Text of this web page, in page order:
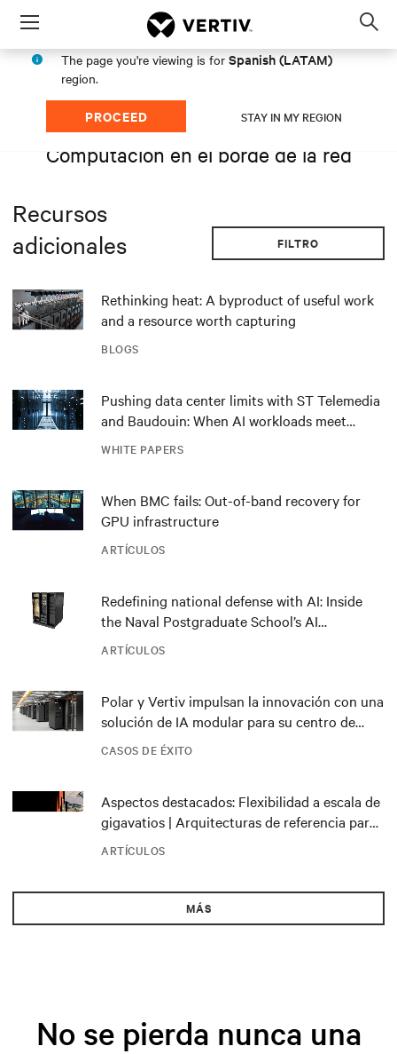
Menu
The page you're viewing is for Spanish (LATAM)
region.
PROCEED STAY IN MY REGION
Computación en el borde de la red
Recursos
adicionales
FILTRO
BLOGS
Rethinking heat: A byproduct of useful work
and a resource worth capturing
WHITE PAPERS
Pushing data center limits with ST Telemedia
and Baudouin: When AI workloads meet
ARTÍCULOS
When BMC fails: Out-of-band recovery for
GPU infrastructure
ARTÍCULOS
Redefining national defense with AI: Inside
the Naval Postgraduate School’s AI
infrastructure deployment
CASOS DE ÉXITO
Polar y Vertiv impulsan la innovación con una
solución de IA modular para su centro de
datos DRA01 en Noruega
ARTÍCULOS
Aspectos destacados: Flexibilidad a escala de
gigavatios | Arquitecturas de referencia para
el NVIDIA DSX Blueprint
MÁS
No se pierda nunca una